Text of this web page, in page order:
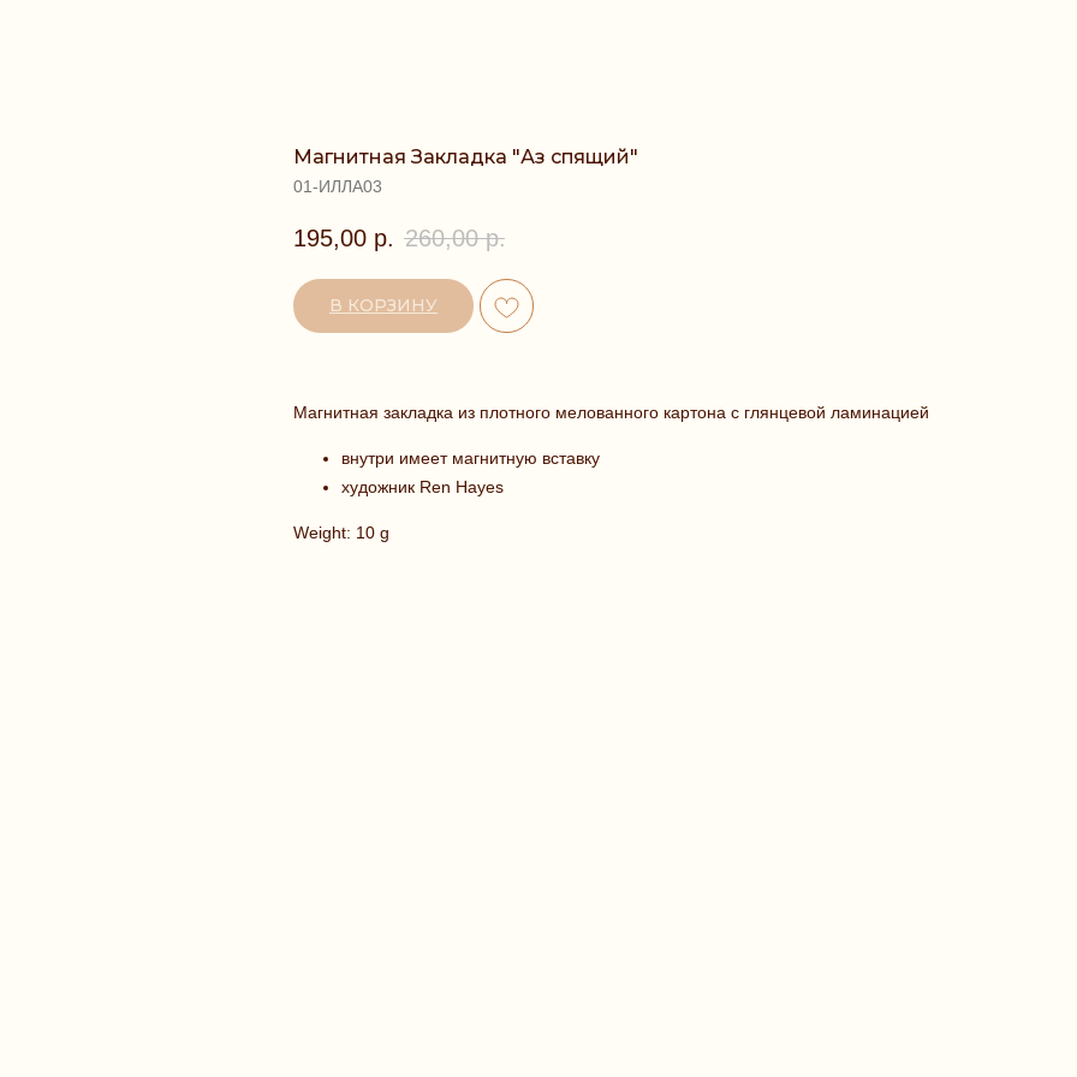
Магнитная Закладка "Аз спящий"
01-ИЛЛА03
195,00 р. 260,00 р.
В КОРЗИНУ
Магнитная закладка из плотного мелованного картона с глянцевой ламинацией
внутри имеет магнитную вставку
художник Ren Hayes
Weight: 10 g